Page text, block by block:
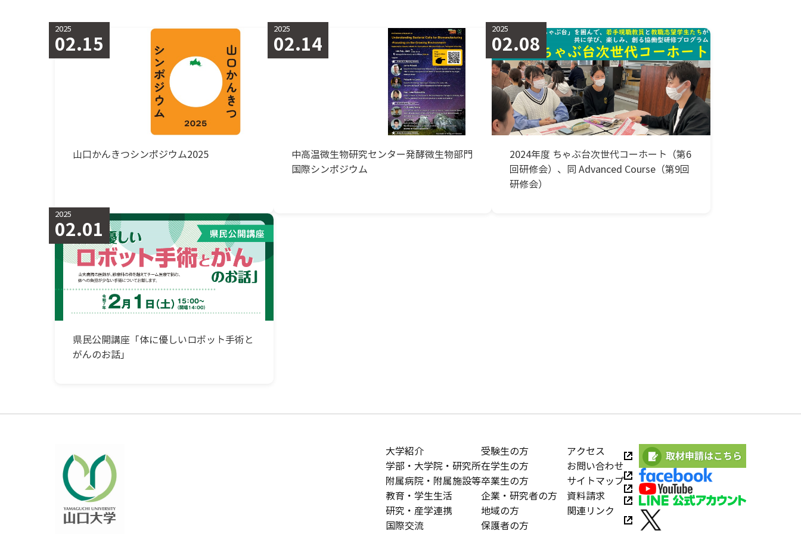
2025
02.15
山口かんきつシンポジウム2025
2025
02.14
中高温微生物研究センター発酵微生物部門
国際シンポジウム
2025
02.08
2024年度 ちゃぶ台次世代コーホート（第6
回研修会）、同 Advanced Course（第9回
研修会）
2025
02.01
県民公開講座「体に優しいロボット手術と
がんのお話」
大学紹介
学部・大学院・研究所
附属病院・附属施設等
教育・学生生活
研究・産学連携
国際交流
受験生の方
在学生の方
卒業生の方
企業・研究者の方
地域の方
保護者の方
アクセス
お問い合わせ
サイトマップ
資料請求
関連リンク